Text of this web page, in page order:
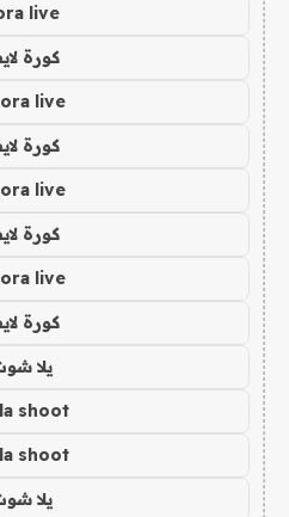
live
كورة
live
كورة
live
كورة
live
كورة
يلا
shoot
shoot
يلا